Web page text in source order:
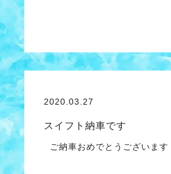
2020.03.27
スイフト納車です
ご納車おめでとうございま